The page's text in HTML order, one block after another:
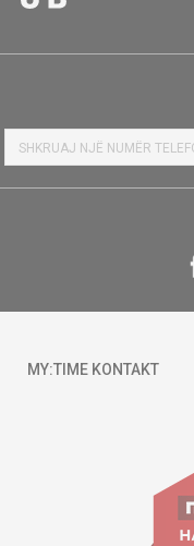
MY:TIME KONTAKT